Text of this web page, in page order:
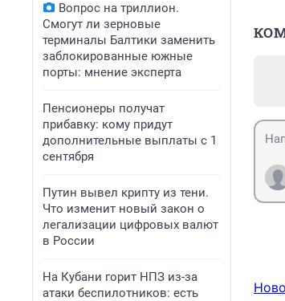
Вопрос на триллион.
Смогут ли зерновые
терминалы Балтики заменить
заблокированные южные
порты: мнение эксперта
Пенсионеры получат
прибавку: кому придут
дополнительные выплаты с 1
сентября
Путин вывел крипту из тени.
Что изменит новый закон о
легализации цифровых валют
в России
На Кубани горит НПЗ из-за
атаки беспилотников: есть